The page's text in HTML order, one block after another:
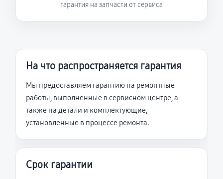
гарантия на запчасти от сервиса
На что распространяется гарантия
Мы предоставляем гарантию на ремонтные
работы, выполненные в сервисном центре, а
также на детали и комплектующие,
установленные в процессе ремонта.
Срок гарантии